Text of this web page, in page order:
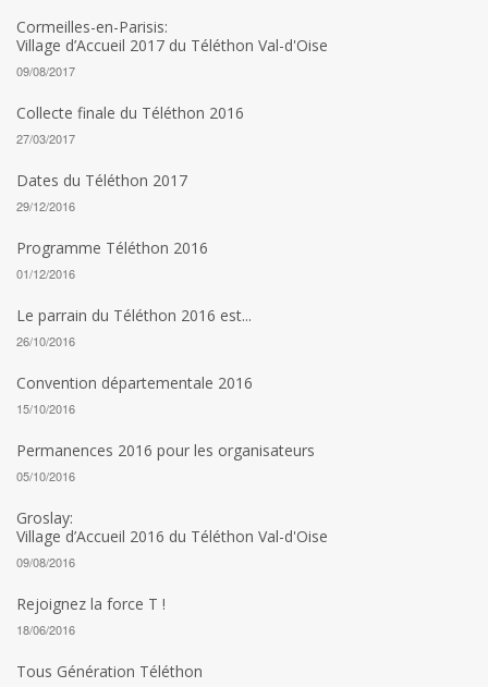
Cormeilles-en-Parisis:
Village d’Accueil 2017 du Téléthon Val-d'Oise
09/08/2017
Collecte finale du Téléthon 2016
27/03/2017
Dates du Téléthon 2017
29/12/2016
Programme Téléthon 2016
01/12/2016
Le parrain du Téléthon 2016 est...
26/10/2016
Convention départementale 2016
15/10/2016
Permanences 2016 pour les organisateurs
05/10/2016
Groslay:
Village d’Accueil 2016 du Téléthon Val-d'Oise
09/08/2016
Rejoignez la force T !
18/06/2016
Tous Génération Téléthon